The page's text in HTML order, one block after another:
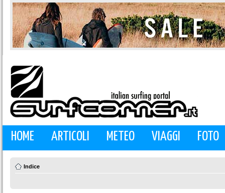
HOME ARTICOLI METEO VIAGGI FOTO
Indice